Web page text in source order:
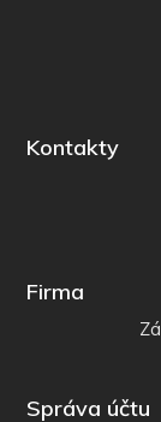
Kontakty
Firma
Správa účtu